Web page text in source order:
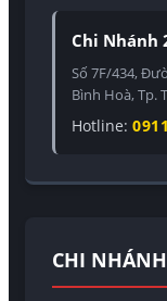
Chi Nhánh
Số 7F/434,
Bình Hoà, Tp.
Hotline:
CHI